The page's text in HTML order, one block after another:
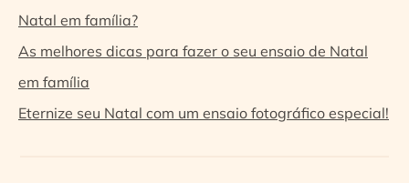
Natal em família?
As melhores dicas para fazer o seu ensaio de Natal
em família
Eternize seu Natal com um ensaio fotográfico especial!